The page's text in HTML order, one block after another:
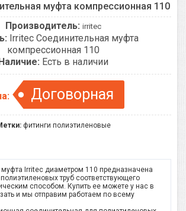
муфта компрессионная 110
Производитель: irritec
Irritec Соединительная муфта
компрессионная 110
Есть в наличии
Договорная
фитинги полиэтиленовые
Irritec диаметром 110 предназначена
труб соответствующего
способом. Купить ее можете у нас в
и мы отправим работаем по всему